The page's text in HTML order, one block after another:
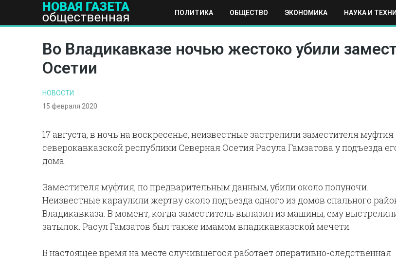
ПОЛИТИКА ОБЩЕСТВО ЭКОНОМИКА НАУКА И
ПОЛИТИКА ОБЩЕСТВО ЭКОНОМИКА НАУКА И ТЕХНИКА СПОРТ МОСКВА РЕГИОНЫ
Во Владикавказе ночью жестоко убили
Осетии
НОВОСТИ
15 февраля 2020
17 августа, в ночь на воскресенье, неизвестные застрелили заместителя муфтия
северокавказской республики Северная Осетия Расула Гамзатова у подъезда
дома.
Заместителя муфтия, по предварительным данным, убили около полуночи.
Неизвестные караулили жертву около подъезда одного из домов спального
Владикавказа. В момент, когда заместитель вылазил из машины, ему
затылок. Расул Гамзатов был также имамом владикавказской мечети.
В настоящее время на месте случившегося работает оперативно-следственная